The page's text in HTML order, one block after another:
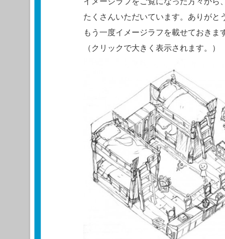
たくさんいただいています。ありがと
もう一度イメージラフを載せておきま
（クリックで大きく表示されます。）